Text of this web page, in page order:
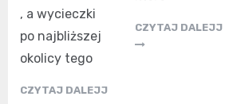
, a wycieczki
po najbliższej
okolicy tego
CZYTAJ DALEJJ
CZYTAJ DALEJJ